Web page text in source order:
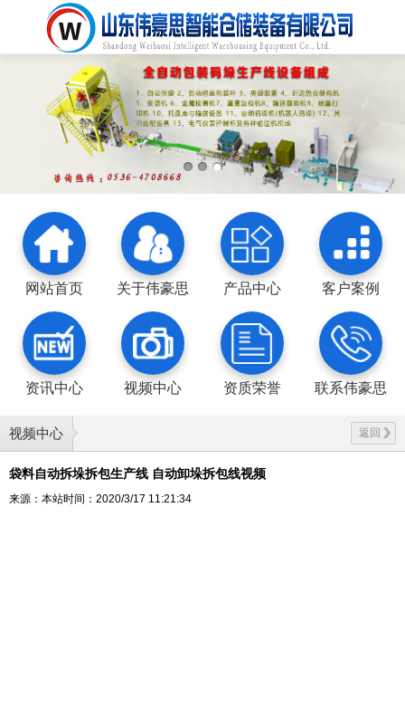
网站首页 关于伟豪思 产品中心 客户案例
资讯中心 视频中心 资质荣誉 联系伟豪思
视频中心 返回
袋料自动拆垛拆包生产线 自动卸垛拆包线视频
来源：本站时间：2020/3/17 11:21:34